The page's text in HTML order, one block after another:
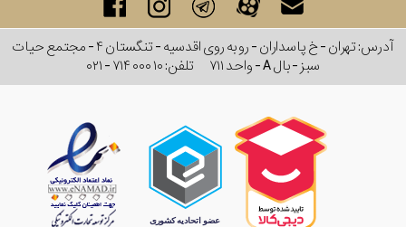
آدرس: تهران - خ پاسداران - رو به روی اقدسیه - تنگستان ۴ - مجتمع حیات
سبز - بال A - واحد ۷۱۱
تلفن:۰۲۱ - ۷۱۴ ۰۰۰ ۱۰